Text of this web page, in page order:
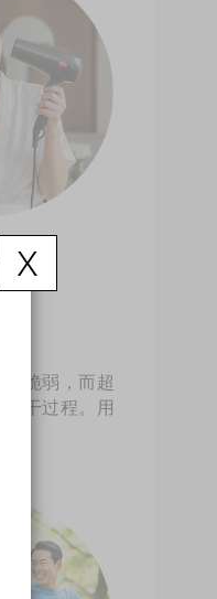
x
脆弱，而超
干过程。用